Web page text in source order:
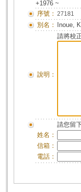
+1976 ~
序號： 27181
別名： Inoue,
說明：
請將校
請您留
姓名：
信箱：
電話：